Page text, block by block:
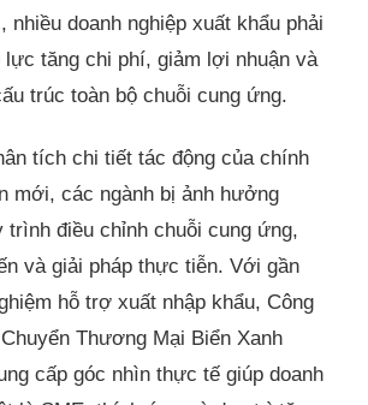
nhiều doanh nghiệp xuất khẩu phải
tăng chi phí, giảm lợi nhuận và
trúc toàn bộ chuỗi cung ứng.
tích chi tiết tác động của chính
mới, các ngành bị ảnh hưởng
trình điều chỉnh chuỗi cung ứng,
và giải pháp thực tiễn. Với gần
hỗ trợ xuất nhập khẩu, Công
Thương Mại Biển Xanh
cấp góc nhìn thực tế giúp doanh